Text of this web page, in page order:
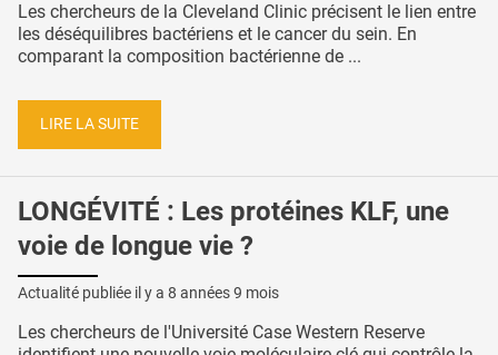
Les chercheurs de la Cleveland Clinic précisent le lien entre
les déséquilibres bactériens et le cancer du sein. En
comparant la composition bactérienne de ...
LIRE LA SUITE
LONGÉVITÉ : Les protéines KLF, une
voie de longue vie ?
Actualité publiée il y a 8 années 9 mois
Les chercheurs de l'Université Case Western Reserve